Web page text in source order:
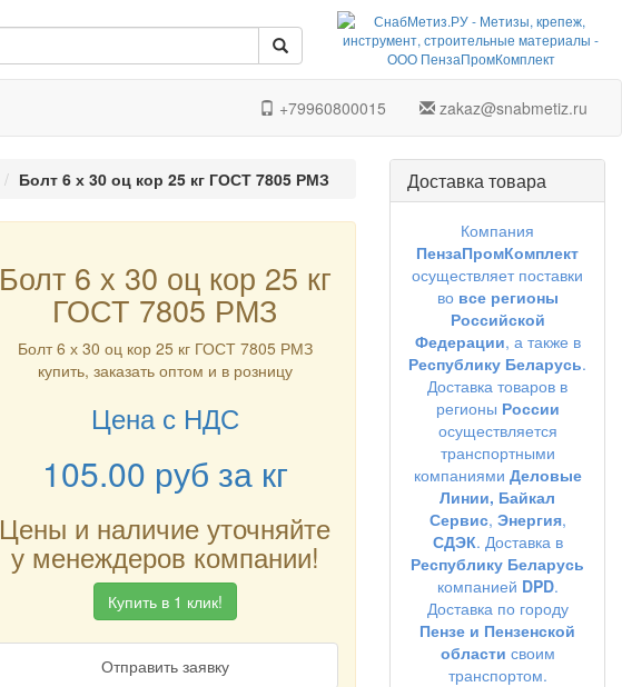
+79960800015 zakaz@snabmetiz.ru
Болт 6 х 30 оц кор 25 кг ГОСТ 7805 РМЗ
Болт 6 х 30 оц кор 25 кг
ГОСТ 7805 РМЗ
Болт 6 х 30 оц кор 25 кг ГОСТ 7805 РМЗ
купить, заказать оптом и в розницу
Цена с НДС
105.00 руб за кг
Цены и наличие уточняйте
у менеждеров компании!
Купить в 1 клик!
Отправить заявку
Доставка товара
Компания
ПензаПромКомплект
осуществляет поставки
во все регионы
Российской
Федерации, а также в
Республику Беларусь.
Доставка товаров в
регионы России
осуществляется
транспортными
компаниями Деловые
Линии, Байкал
Сервис, Энергия,
СДЭК. Доставка в
Республику Беларусь
компанией DPD.
Доставка по городу
Пензе и Пензенской
области своим
транспортом.